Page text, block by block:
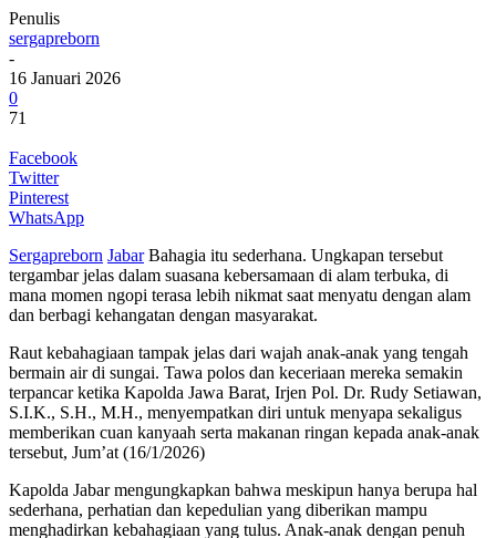
Penulis
sergapreborn
-
16 Januari 2026
0
71
Facebook
Twitter
Pinterest
WhatsApp
Sergapreborn JabarBahagia itu sederhana. Ungkapan tersebut
tergambar jelas dalam suasana kebersamaan di alam terbuka, di
mana momen ngopi terasa lebih nikmat saat menyatu dengan alam
dan berbagi kehangatan dengan masyarakat.
Raut kebahagiaan tampak jelas dari wajah anak-anak yang tengah
bermain air di sungai. Tawa polos dan keceriaan mereka semakin
terpancar ketika Kapolda Jawa Barat, Irjen Pol. Dr. Rudy Setiawan,
S.I.K., S.H., M.H., menyempatkan diri untuk menyapa sekaligus
memberikan cuan kanyaah serta makanan ringan kepada anak-anak
tersebut, Jum’at (16/1/2026)
Kapolda Jabar mengungkapkan bahwa meskipun hanya berupa hal
sederhana, perhatian dan kepedulian yang diberikan mampu
menghadirkan kebahagiaan yang tulus. Anak-anak dengan penuh